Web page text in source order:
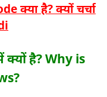
क्या है? क्यों चर्चा
क्यों है? Why is